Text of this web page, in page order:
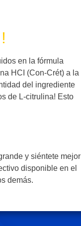
en la fórmula
HCI (Con-Crét) a la
del ingrediente
de L-citrulina! Esto
y siéntete mejor
disponible en el
demás.